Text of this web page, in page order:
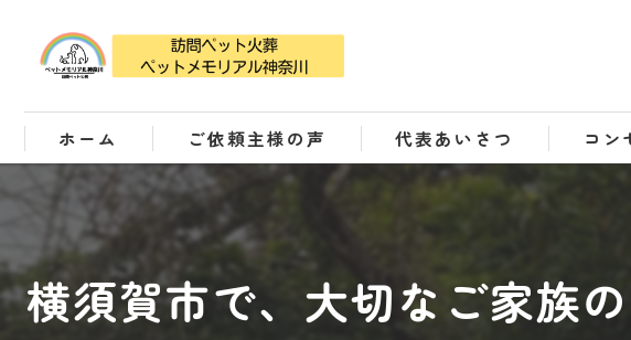
ホーム ご依頼主様の声 代表あいさつ コン
横須賀市で、大切なご家族